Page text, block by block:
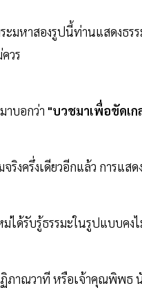
ะมหาสองรูปนี้ท่านแสดงธร
วร
าบอกว่า "บวชมาเพื่อขัดเ
ริงครึ่งเดียวอีกแล้ว การแส
ได้รับรู้ธรรมะในรูปแบบคง
ภาณวาที หรือเจ้าคุณพิพธ นั